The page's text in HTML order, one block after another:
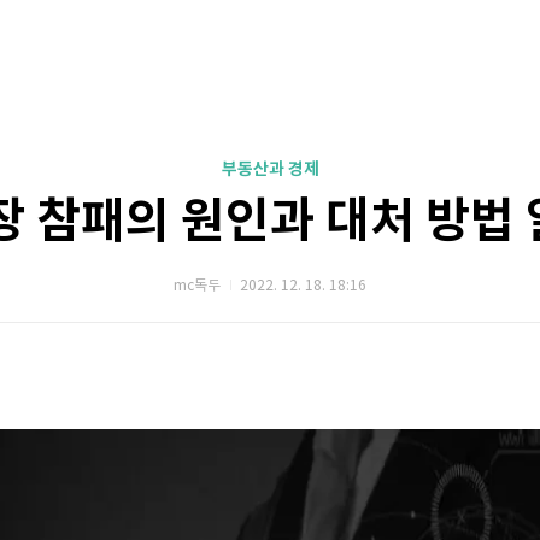
부동산과 경제
참패의 원인과 대처 방법
mc독두 2022. 12. 18. 18:16